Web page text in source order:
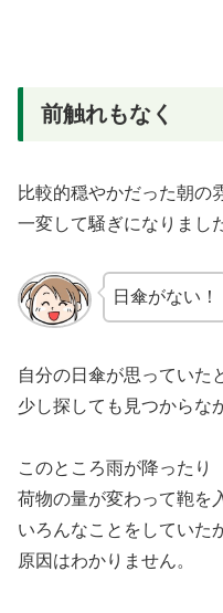
前触れもなく
比較的穏やかだった朝の
一変して騒ぎになりまし
日傘がない！
自分の日傘が思っていた
少し探しても見つからな
このところ雨が降ったり
荷物の量が変わって鞄を
いろんなことをしていた
原因はわかりません。